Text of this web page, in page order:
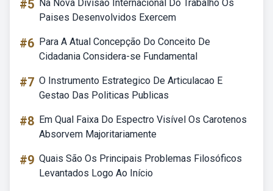
#5 Na Nova Divisão Internacional Do Trabalho Os
Paises Desenvolvidos Exercem
#6 Para A Atual Concepção Do Conceito De
Cidadania Considera-se Fundamental
#7 O Instrumento Estrategico De Articulacao E
Gestao Das Politicas Publicas
#8 Em Qual Faixa Do Espectro Visível Os Carotenos
Absorvem Majoritariamente
#9 Quais São Os Principais Problemas Filosóficos
Levantados Logo Ao Início